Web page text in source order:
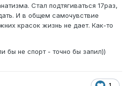
Стал подтягиваться 17раз,
И в общем самочувствие
красок жизнь не дает. Как-то
бы не спорт - точно бы запил))